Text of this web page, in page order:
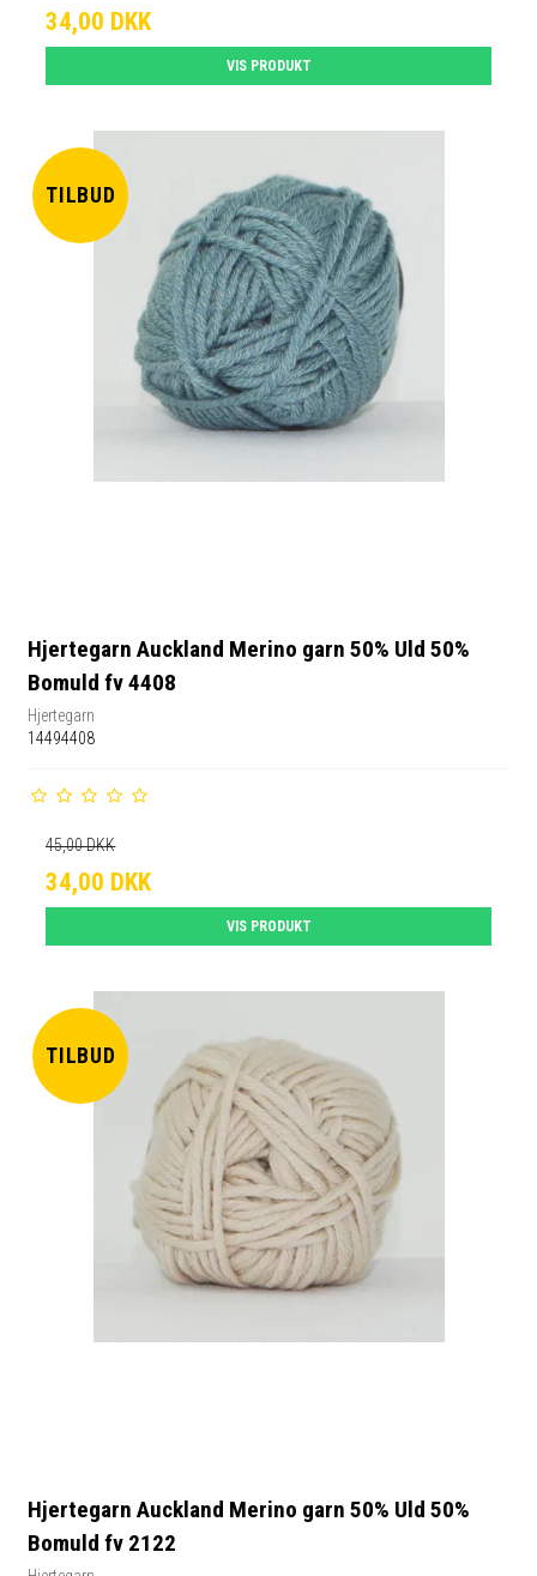
34,00 DKK
VIS PRODUKT
TILBUD
Hjertegarn Auckland Merino garn 50% Uld 50%
Bomuld fv 4408
Hjertegarn
14494408
45,00 DKK
34,00 DKK
VIS PRODUKT
TILBUD
Hjertegarn Auckland Merino garn 50% Uld 50%
Bomuld fv 2122